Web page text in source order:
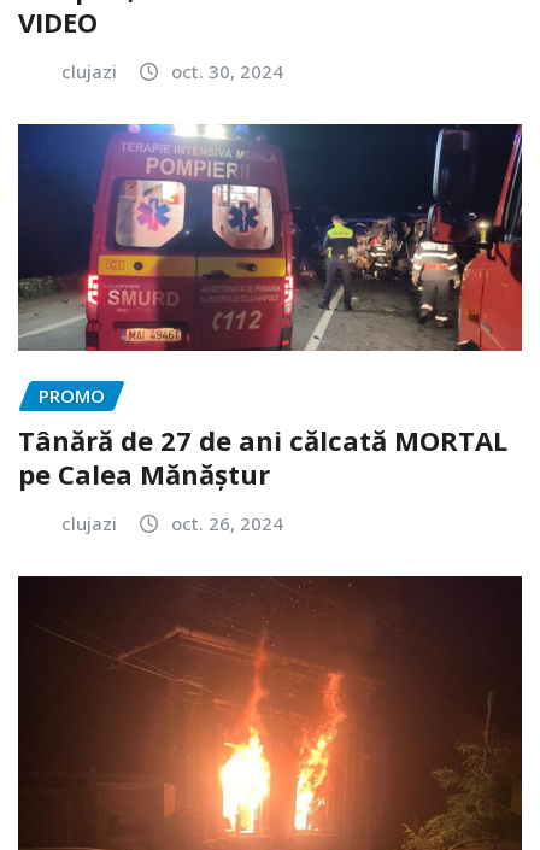
VIDEO
clujazi oct. 30, 2024
PROMO
Tânără de 27 de ani călcată MORTAL
pe Calea Mănăștur
clujazi oct. 26, 2024